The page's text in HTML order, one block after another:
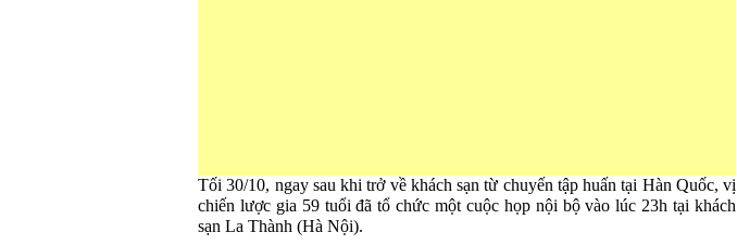
Tối 30/10, ngay sau khi trở về khách sạn từ chuyến tập huấn tại Hàn Quốc, vị
chiến lược gia 59 tuổi đã tổ chức một cuộc họp nội bộ vào lúc 23h tại khách
sạn La Thành (Hà Nội).